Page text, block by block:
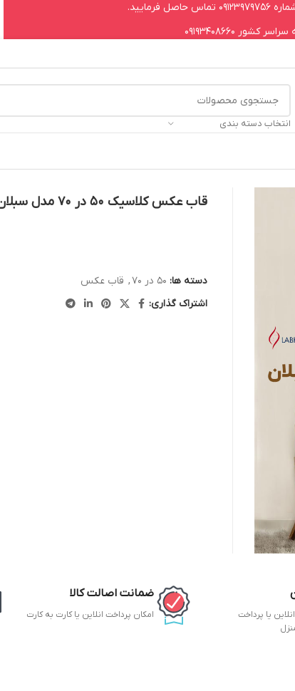
انتخاب دسته بندی
قاب عکس کلاسیک 50 در 70 مدل سبلان
دسته ها: 50 در 70 , قاب عکس
اشتراک گذاری:
یا پرداخت
ضمانت اصالت کالا
امکان پرداخت انلاین یا کارت به کارت
فرمایید.
09193408660